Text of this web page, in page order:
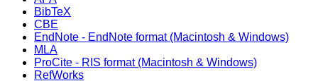
BibTeX
CBE
EndNote - EndNote format (Macintosh & Windows)
MLA
ProCite - RIS format (Macintosh & Windows)
RefWorks